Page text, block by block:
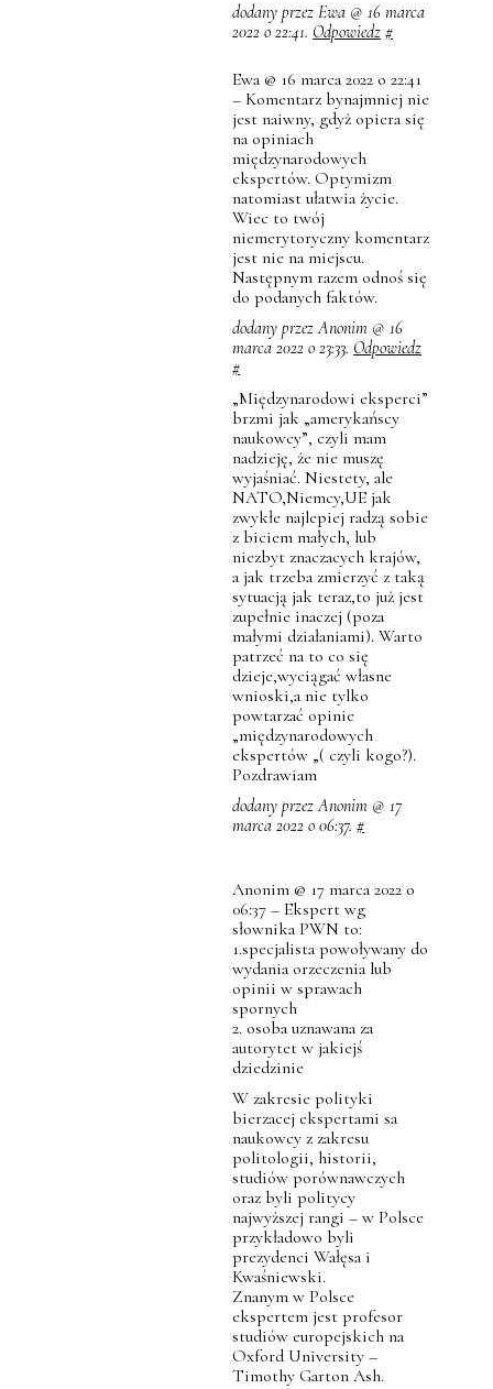
dodany przez Ewa @ 16 marca
2022 o 22:41. Odpowiedz #
Ewa @ 16 marca 2022 o 22:41
– Komentarz bynajmniej nie
jest naiwny, gdyż opiera się
na opiniach
międzynarodowych
ekspertów. Optymizm
natomiast ułatwia życie.
Wiec to twój
niemerytoryczny komentarz
jest nie na miejscu.
Następnym razem odnoś się
do podanych faktów.
dodany przez Anonim @ 16
marca 2022 o 23:33. Odpowiedz
#
„Międzynarodowi eksperci”
brzmi jak „amerykańscy
naukowcy”, czyli mam
nadzieję, że nie muszę
wyjaśniać. Niestety, ale
NATO,Niemcy,UE jak
zwykłe najlepiej radzą sobie
z biciem małych, lub
niezbyt znaczacych krajów,
a jak trzeba zmierzyć z taką
sytuacją jak teraz,to już jest
zupełnie inaczej (poza
małymi działaniami). Warto
patrzeć na to co się
dzieje,wyciągać własne
wnioski,a nie tylko
powtarzać opinie
„międzynarodowych
ekspertów „( czyli kogo?).
Pozdrawiam
dodany przez Anonim @ 17
marca 2022 o 06:37.#
Anonim @ 17 marca 2022 o
06:37 – Ekspert wg
słownika PWN to:
1.specjalista powoływany do
wydania orzeczenia lub
opinii w sprawach
spornych
2. osoba uznawana za
autorytet w jakiejś
dziedzinie
W zakresie polityki
bierzacej ekspertami sa
naukowcy z zakresu
politologii, historii,
studiów porównawczych
oraz byli politycy
najwyższej rangi – w Polsce
przykładowo byli
prezydenci Wałęsa i
Kwaśniewski.
Znanym w Polsce
ekspertem jest profesor
studiów europejskich na
Oxford University –
Timothy Garton Ash.